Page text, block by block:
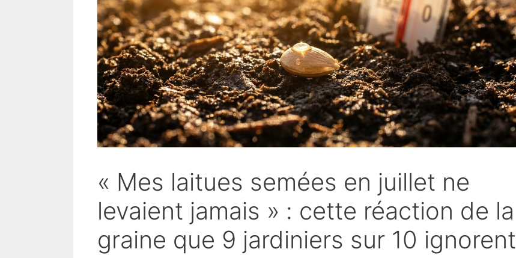
« Mes laitues semées en juillet ne
levaient jamais » : cette réaction de la
graine que 9 jardiniers sur 10 ignorent